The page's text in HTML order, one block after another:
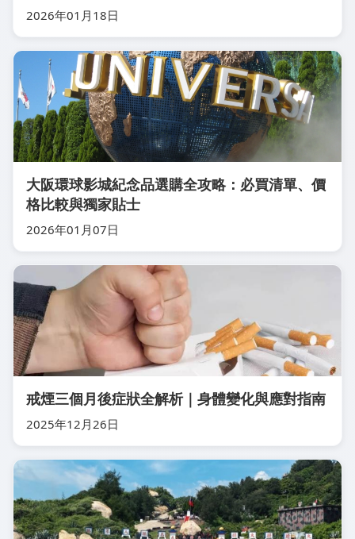
2026年01月18日
大阪環球影城紀念品選購全攻略：必買清單、價
格比較與獨家貼士
2026年01月07日
戒煙三個月後症狀全解析｜身體變化與應對指南
2025年12月26日